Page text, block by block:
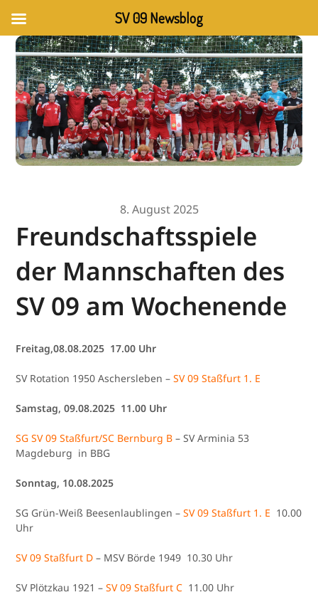
8. August 2025
Freundschaftsspiele
der Mannschaften des
SV 09 am Wochenende
Freitag,08.08.2025 17.00 Uhr
SV Rotation 1950 Aschersleben –SV 09 Staßfurt 1. E
Samstag, 09.08.2025 11.00 Uhr
SG SV 09 Staßfurt/SC Bernburg B– SV Arminia 53
Magdeburg in BBG
Sonntag, 10.08.2025
SG Grün-Weiß Beesenlaublingen –SV 09 Staßfurt 1. E 10.00
Uhr
SV 09 Staßfurt D – MSV Börde 1949 10.30 Uhr
SV Plötzkau 1921 –SV 09 Staßfurt C 11.00 Uhr
SV 09 Newsblog